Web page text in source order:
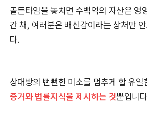
골든타임을 놓치면 수백억의 자산은 영
간 채, 여러분은 배신감이라는 상처만
다.
상대방의 뻔뻔한 미소를 멈추게 할 유일
증거와 법률지식을 제시하는 것뿐입니